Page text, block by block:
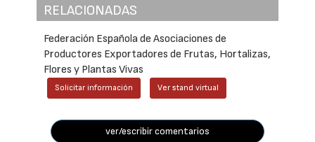
RELACIONADAS
Federación Española de Asociaciones de
Productores Exportadores de Frutas, Hortalizas,
Flores y Plantas Vivas
Solicitar información Ver stand virtual
ver/escribir comentarios